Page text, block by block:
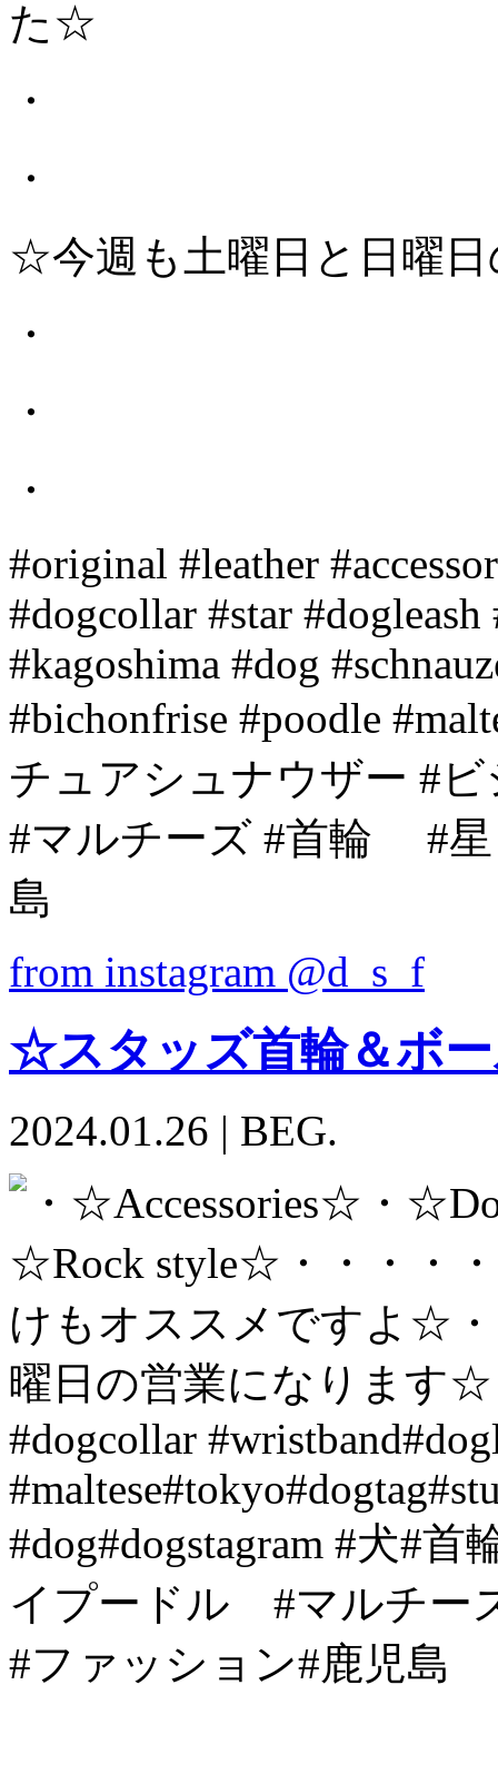
た☆
・
・
☆今週も土曜日と日曜
・
・
・
#original #leather
#dogcollar #star #dogleash
#kagoshima #dog
#bichonfrise #poodle
チュアシュナウザー #
#マルチーズ #首輪 #
島
from instagram @d_s_f
☆スタッズ首輪＆ボ
2024.01.26 | BEG.